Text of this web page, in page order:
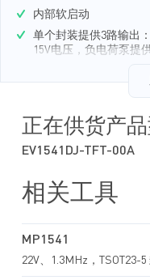
内部软启动
单个封装提供3路输出
15V电压，负电荷泵提
采用 TSOT23-5 封装
正在供货产
EV1541DJ-TFT-00A
相关工具
MP1541
22V、1.3MHz，TSOT23-